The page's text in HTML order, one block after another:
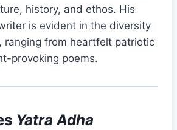
history, and ethos. His
is evident in the diversity
ranging from heartfelt patriotic
provoking poems.
Yatra Adha